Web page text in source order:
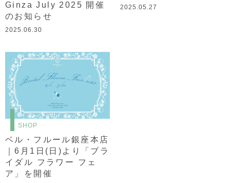
Ginza July 2025 開催
のお知らせ
2025.06.30
2025.05.27
SHOP
ベル・フルール銀座本店
｜6月1日(日)より「ブラ
イダル フラワー フェ
ア」を開催